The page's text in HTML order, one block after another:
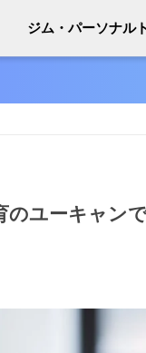
ジム・パーソナル
のユーキャン